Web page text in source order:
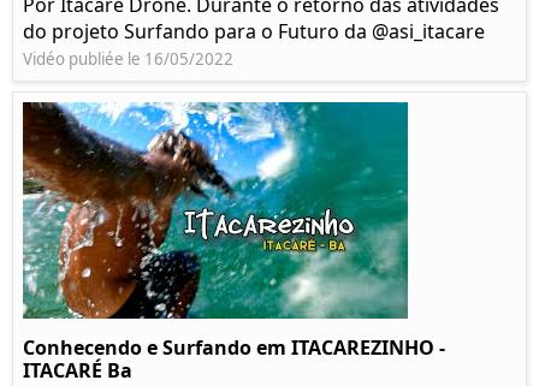
do projeto Surfando para o Futuro da @asi_itacare
Vidéo publiée le 16/05/2022
Conhecendo e Surfando em ITACAREZINHO -
ITACARÉ Ba